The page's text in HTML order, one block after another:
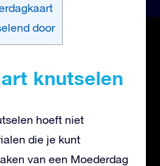
door
knutselen
hoeft niet
die je kunt
van een Moederdag